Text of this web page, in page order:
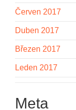
Červen 2017
Duben 2017
Březen 2017
Leden 2017
Meta